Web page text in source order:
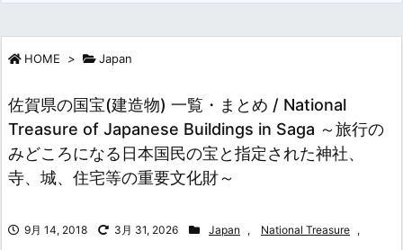
HOME > Japan
佐賀県の国宝(建造物) 一覧・まとめ / National
Treasure of Japanese Buildings in Saga ～旅行の
みどころになる日本国民の宝と指定された神社、
寺、城、住宅等の重要文化財～
9月 14, 2018 3月 31, 2026 Japan , National Treasure ,